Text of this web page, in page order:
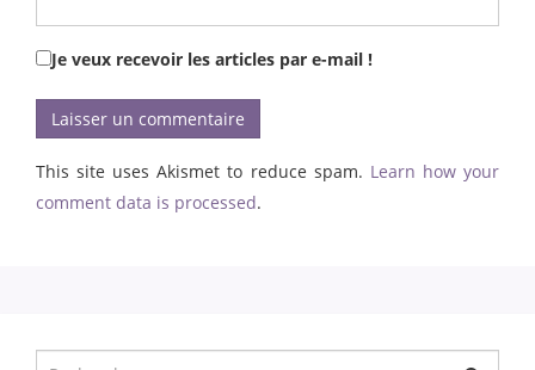
Je veux recevoir les articles par e-mail !
This site uses Akismet to reduce spam. Learn how your
comment data is processed.